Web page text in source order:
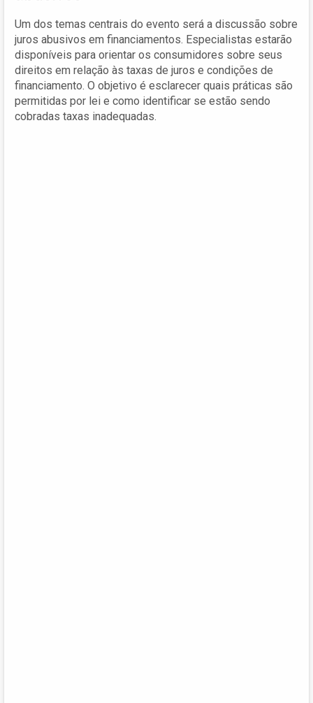
Um dos temas centrais do evento será a discussão sobre
juros abusivos em financiamentos. Especialistas estarão
disponíveis para orientar os consumidores sobre seus
direitos em relação às taxas de juros e condições de
financiamento. O objetivo é esclarecer quais práticas são
permitidas por lei e como identificar se estão sendo
cobradas taxas inadequadas.